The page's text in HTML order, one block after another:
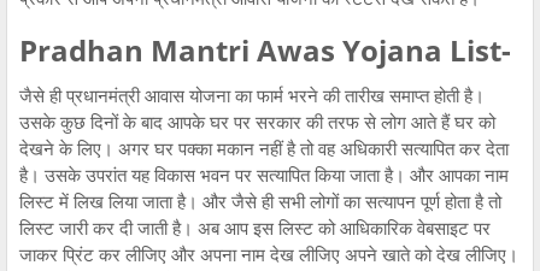
Pradhan Mantri Awas Yojana List-
जैसे ही प्रधानमंत्री आवास योजना का फार्म भरने की तारीख समाप्त होती है।
उसके कुछ दिनों के बाद आपके घर पर सरकार की तरफ से लोग आते हैं घर को
देखने के लिए। अगर घर पक्का मकान नहीं है तो वह अधिकारी सत्यापित कर देता
है। उसके उपरांत यह विकास भवन पर सत्यापित किया जाता है। और आपका नाम
लिस्ट में लिख लिया जाता है। और जैसे ही सभी लोगों का सत्यापन पूर्ण होता है तो
लिस्ट जारी कर दी जाती है। अब आप इस लिस्ट को आधिकारिक वेबसाइट पर
जाकर प्रिंट कर लीजिए और अपना नाम देख लीजिए अपने खाते को देख लीजिए।